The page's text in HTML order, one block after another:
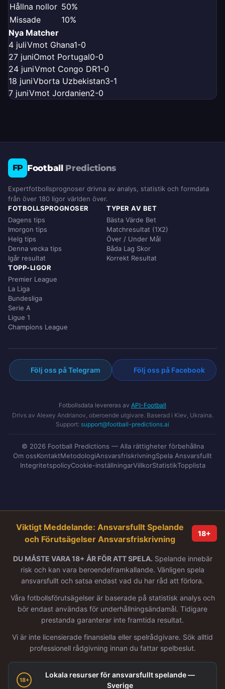
Hållna nollor 50%
Missade
10%
Nya Matcher
4 juliVmot Ghana1-0
27 juniOmot Portugal0-0
24 juniVmot Congo DR1-0
18 juniVborta Uzbekistan3-1
7 juniVmot Jordanien2-0
FP Football Predictions
Expertfotbollsprognoser drivna av analys, statistik och formdata
från över 180 ligor världen över.
FOTBOLLSPROGNOSER
Dagens tips
Imorgon tips
Helg tips
Denna vecka tips
Igår resultat
TYPER AV BET
Bästa Värde Bet
Matchresultat (1X2)
Över / Under Mål
Båda Lag Skor
Korrekt Resultat
TOPP-LIGOR
Premier League
La Liga
Bundesliga
Serie A
Ligue 1
Champions League
Följ oss på Telegram Följ oss på Facebook
Fotbollsdata levereras av API-Football
Drivs av Alexey Andrianov, oberoende utgivare. Baserad i Kiev, Ukraina.
Support: support@football-predictions.ai
© 2026 Football Predictions — Alla rättigheter förbehållna
Om ossKontaktMetodologiAnsvarsfriskrivningSpela Ansvarsfullt
IntegritetspolicyCookie-inställningarVillkorStatistikTopplista
Viktigt Meddelande: Ansvarsfullt Spelande
och Förutsägelser Ansvarsfriskrivning
18+
DU MÅSTE VARA 18+ ÅR FÖR ATT SPELA. Spelande innebär
risk och kan vara beroendeframkallande. Vänligen spela
ansvarsfullt och satsa endast vad du har råd att förlora.
Våra fotbollsförutsägelser är baserade på statistisk analys och
bör endast användas för underhållningsändamål. Tidigare
prestanda garanterar inte framtida resultat.
Vi är inte licensierade finansiella eller spelrådgivare. Sök alltid
professionell rådgivning innan du fattar spelbeslut.
18+
Lokala resurser för ansvarsfullt spelande —
Sverige